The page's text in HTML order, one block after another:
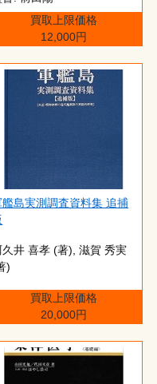
買取上限価格
12,000円
艦島実測調査資料集 追捕
久井 喜孝 (著),‎ 滋賀 秀実
)
買取上限価格
20,000円